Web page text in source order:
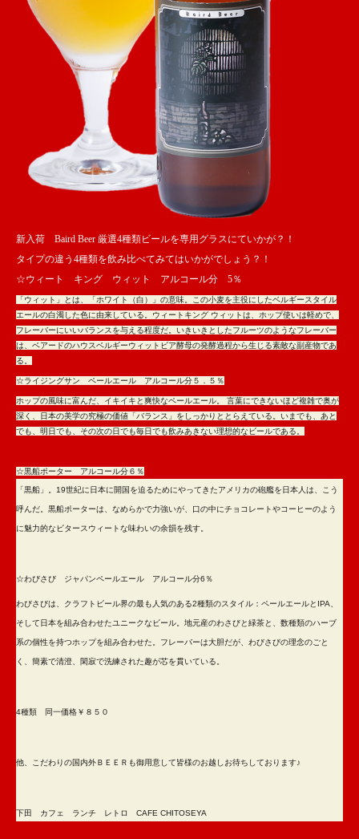
新入荷 Baird Beer 厳選4種類ビールを専用グラスにていかが？！
タイプの違う4種類を飲み比べてみてはいかがでしょう？！
☆ウィート キング ウィット アルコール分 5％
「ウィット」とは、「ホワイト（白）」の意味。この小麦を主役にしたベルギースタイル
エールの白濁した色に由来している。ウィートキング ウィットは、ホップ使いは軽めで、
フレーバーにいいバランスを与える程度だ。いきいきとしたフルーツのようなフレーバー
は、ベアードのハウスベルギーウィットビア酵母の発酵過程から生じる素敵な副産物であ
る。
☆ライジングサン ペールエール アルコール分５．５％
ホップの風味に富んだ、イキイキと爽快なペールエール。 言葉にできないほど複雑で奥が
深く、日本の美学の究極の価値「バランス」をしっかりととらえている。いまでも、あと
でも、明日でも、その次の日でも毎日でも飲みあきない理想的なビールである。
☆黒船ポーター アルコール分６％
「黒船」。19世紀に日本に開国を迫るためにやってきたアメリカの砲艦を日本人は、こう
呼んだ。黒船ポーターは、なめらかで力強いが、口の中にチョコレートやコーヒーのよう
に魅力的なビタースウィートな味わいの余韻を残す。
☆わびさび ジャパンペールエール アルコール分6％
わびさびは、クラフトビール界の最も人気のある2種類のスタイル：ペールエールとIPA、
そして日本を組み合わせたユニークなビール。地元産のわさびと緑茶と、数種類のハーブ
系の個性を持つホップを組み合わせた。フレーバーは大胆だが、わびさびの理念のごと
く、簡素で清澄、閑寂で洗練された趣が芯を貫いている。
4種類 同一価格￥８５０
他、こだわりの国内外ＢＥＥＲも御用意して皆様のお越しお待ちしております♪
下田 カフェ ランチ レトロ CAFE CHITOSEYA